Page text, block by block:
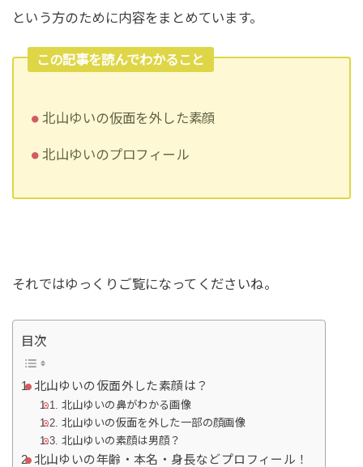
という方のために内容をまとめています。
この記事を読んでわかること
北山ゆいの仮面を外した素顔
北山ゆいのプロフィール
それではゆっくりご覧になってくださいね。
目次
北山ゆいの仮面外した素顔は？
北山ゆいの鼻がわかる画像
北山ゆいの仮面を外した一部の顔画像
北山ゆいの素顔は男顔？
北山ゆいの年齢・本名・身長などプロフィール！